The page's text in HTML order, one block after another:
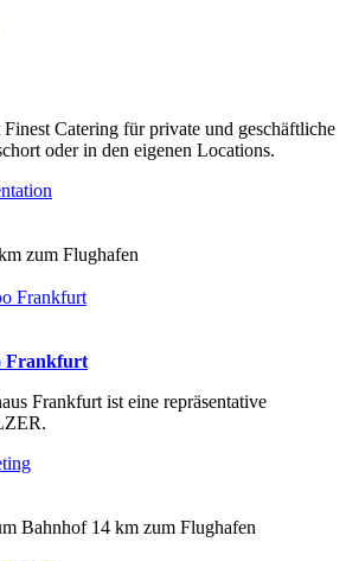
Catering für private und geschäftliche
oder in den eigenen Locations.
zum Flughafen
Frankfurt
Frankfurt ist eine repräsentative
Bahnhof 14 km zum Flughafen